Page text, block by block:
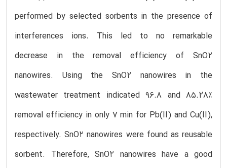
performed by selected sorbents in the presence of
interferences ions. This led to no remarkable
decrease in the removal efficiency of SnO2
nanowires. Using the SnO2 nanowires in the
wastewater treatment indicated 96.8 and 85.28%
removal efficiency in only 7 min for Pb(II) and Cu(II),
respectively. SnO2 nanowires were found as reusable
sorbent. Therefore, SnO2 nanowires have a good